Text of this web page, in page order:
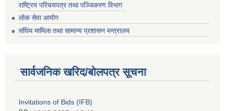
राष्ट्रिय परिचयपत्र तथा पञ्जिकरण विभाग
लोक सेवा आयोग
संघिय मामिला तथा सामान्य प्रशासन मन्त्रालय
सार्वजनिक खरिद/बोलपत्र सूचना
Invitations of Bids (IFB)